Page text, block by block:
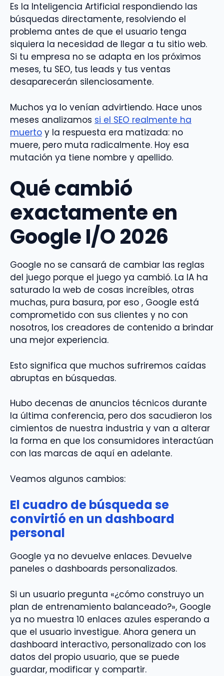
Es la Inteligencia Artificial respondiendo las
búsquedas directamente, resolviendo el
problema antes de que el usuario tenga
siquiera la necesidad de llegar a tu sitio web.
Si tu empresa no se adapta en los próximos
meses, tu SEO, tus leads y tus ventas
desaparecerán silenciosamente.
Muchos ya lo venían advirtiendo. Hace unos
meses analizamos si el SEO realmente ha
muerto y la respuesta era matizada: no
muere, pero muta radicalmente. Hoy esa
mutación ya tiene nombre y apellido.
Qué cambió
exactamente en
Google I/O 2026
Google no se cansará de cambiar las reglas
del juego porque el juego ya cambió. La IA ha
saturado la web de cosas increíbles, otras
muchas, pura basura, por eso , Google está
comprometido con sus clientes y no con
nosotros, los creadores de contenido a brindar
una mejor experiencia.
Esto significa que muchos sufriremos caídas
abruptas en búsquedas.
Hubo decenas de anuncios técnicos durante
la última conferencia, pero dos sacudieron los
cimientos de nuestra industria y van a alterar
la forma en que los consumidores interactúan
con las marcas de aquí en adelante.
Veamos algunos cambios:
El cuadro de búsqueda se
convirtió en un dashboard
personal
Google ya no devuelve enlaces. Devuelve
paneles o dashboards personalizados.
Si un usuario pregunta «¿cómo construyo un
plan de entrenamiento balanceado?», Google
ya no muestra 10 enlaces azules esperando a
que el usuario investigue. Ahora genera un
dashboard interactivo, personalizado con los
datos del propio usuario, que se puede
guardar, modificar y compartir.